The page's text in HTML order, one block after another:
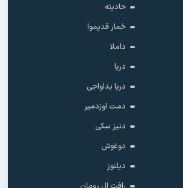
حادیثه
خمار قدیموا
داملا
دریا
دریا بداواجی
دمت اوزدمیر
دنیز سکی
دوغوش
دیلنوز